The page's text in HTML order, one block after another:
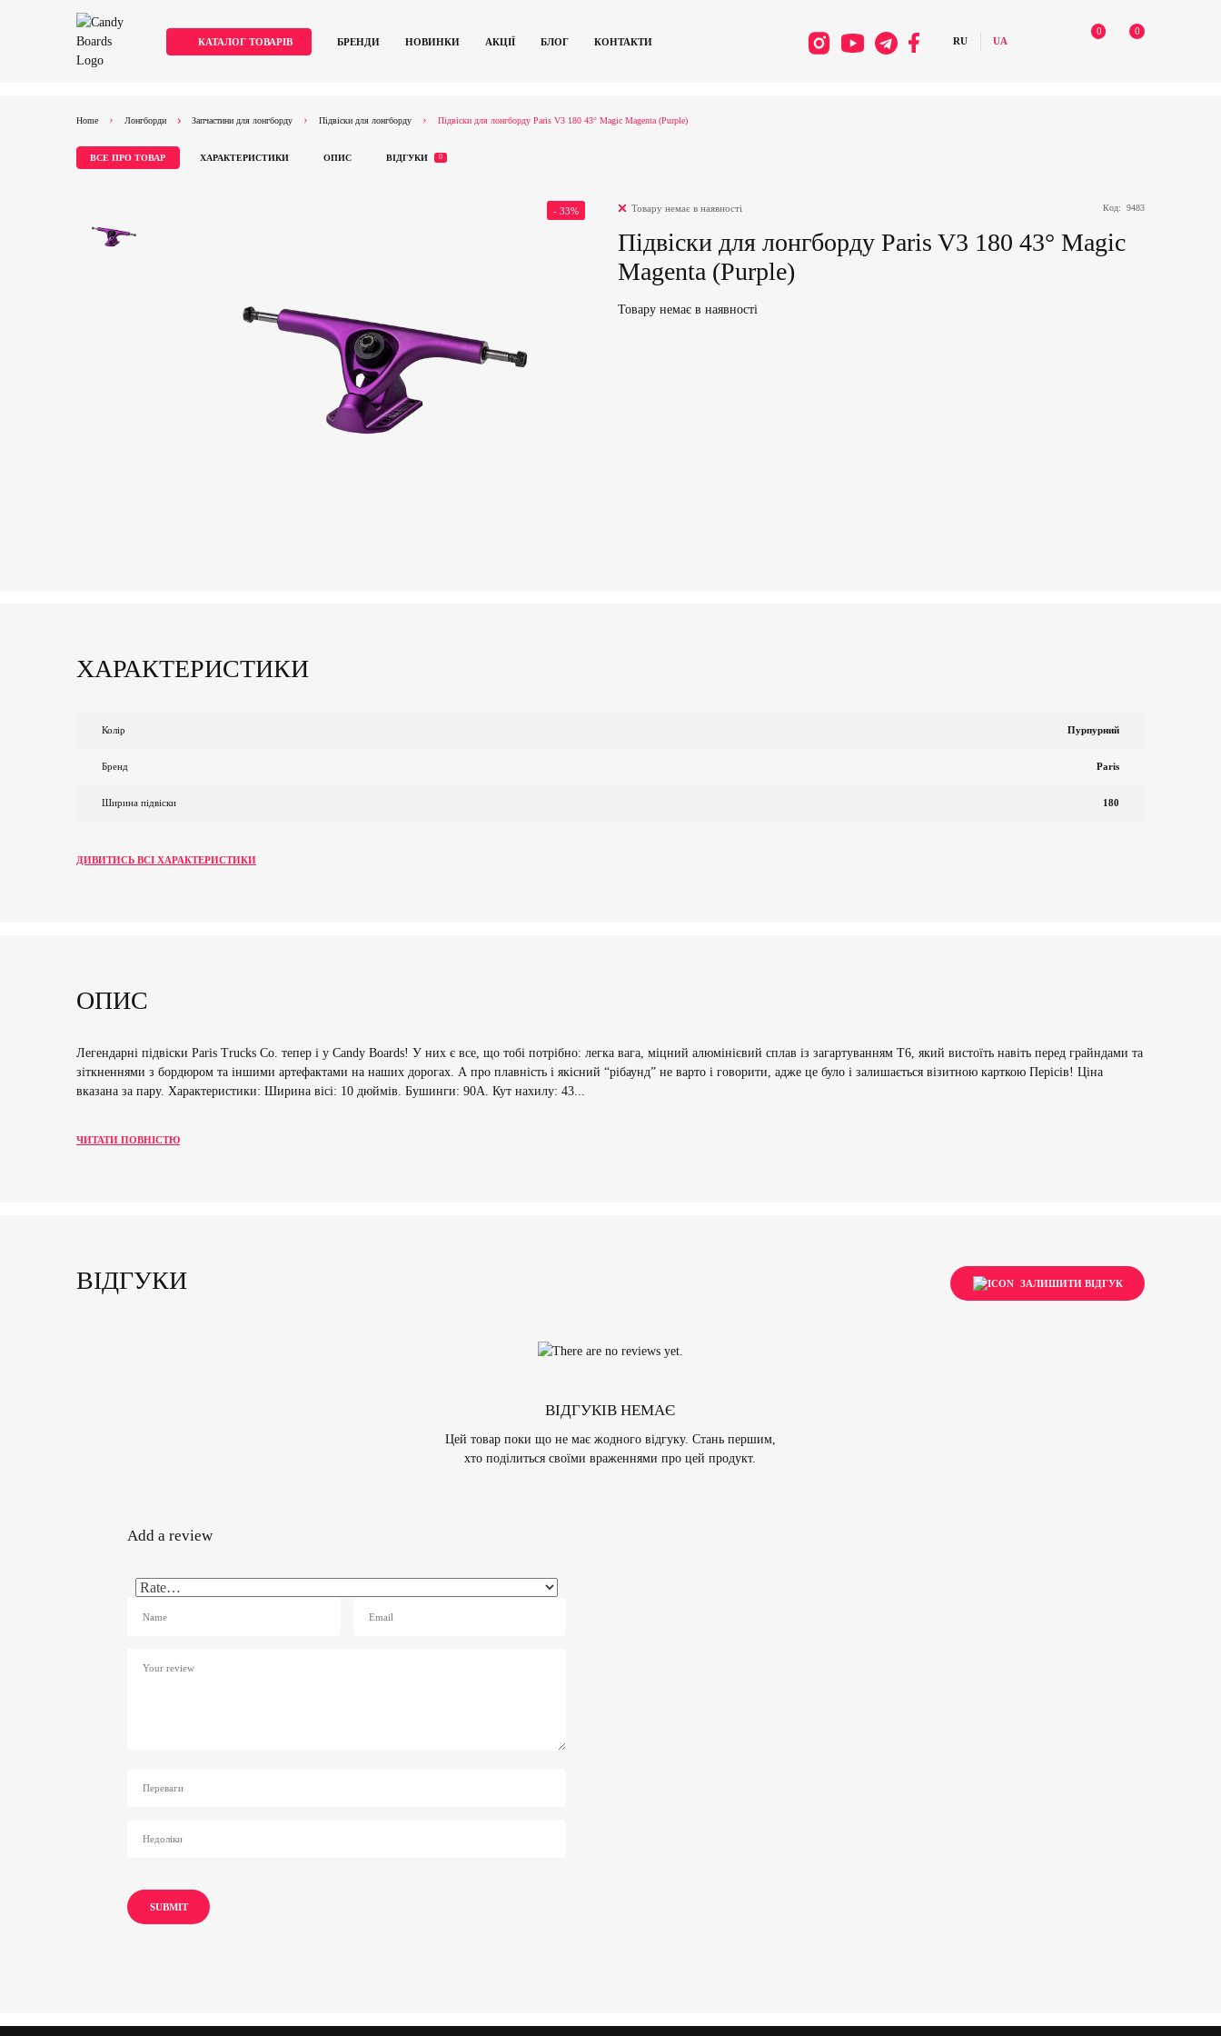
КАТАЛОГ ТОВАРІВ БРЕНДИ НОВИНКИ АКЦІЇ БЛОГ КОНТАКТИ
0 0
Home Лонгборди Запчастини для лонгборду Підвіски для лонгборду Підвіски для лонгборду Paris V3 180 43° Magic Magenta (Purple)
ВСЕ ПРО ТОВАР ХАРАКТЕРИСТИКИ ОПИС ВІДГУКИ 0
- 33% Товару немає в наявності Код: 9483
Підвіски для лонгборду Paris V3 180 43° Magic
Magenta (Purple)
Товару немає в наявності
ХАРАКТЕРИСТИКИ
Колір Пурпурний
Бренд Paris
Ширина підвіски 180
ДИВИТИСЬ ВСІ ХАРАКТЕРИСТИКИ
ОПИС
Легендарні підвіски Paris Trucks Co. тепер і у Candy Boards! У них є все, що тобі потрібно: легка вага, міцний алюмінієвий сплав із загартуванням Т6, який вистоїть навіть перед грайндами та
зіткненнями з бордюром та іншими артефактами на наших дорогах. А про плавність і якісний “рібаунд” не варто і говорити, адже це було і залишається візитною карткою Перісів! Ціна
вказана за пару. Характеристики: Ширина вісі: 10 дюймів. Бушинги: 90А. Кут нахилу: 43...
ЧИТАТИ ПОВНІСТЮ
ВІДГУКИ ЗАЛИШИТИ ВІДГУК
ВІДГУКІВ НЕМАЄ
Цей товар поки що не має жодного відгуку. Стань першим,
хто поділиться своїми враженнями про цей продукт.
Add a review